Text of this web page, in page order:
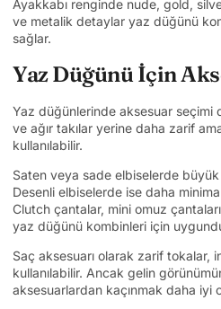
Ayakkabı renginde nude, gold,
ve metalik detaylar yaz düğünü
sağlar.
Yaz Düğünü İçin
Yaz düğünlerinde aksesuar seçimi
ve ağır takılar yerine daha zarif
kullanılabilir.
Saten veya sade elbiselerde
Desenli elbiselerde ise daha
Clutch çantalar, mini omuz
yaz düğünü kombinleri için
Saç aksesuarı olarak zarif tokalar,
kullanılabilir. Ancak gelin
aksesuarlardan kaçınmak daha iyi